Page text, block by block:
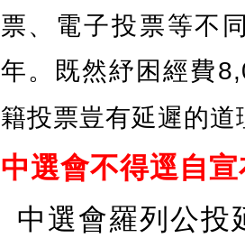
票、電子投票等不
年。既然紓困經費
籍投票豈有延遲的道
中選會不得逕自
中選會羅列公投